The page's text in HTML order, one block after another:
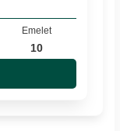
Emelet
10